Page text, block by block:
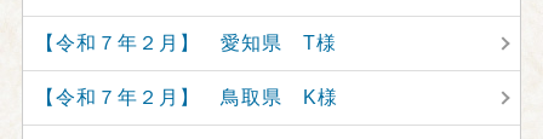
【令和７年２月】 愛知県 T様
【令和７年２月】 鳥取県 K様